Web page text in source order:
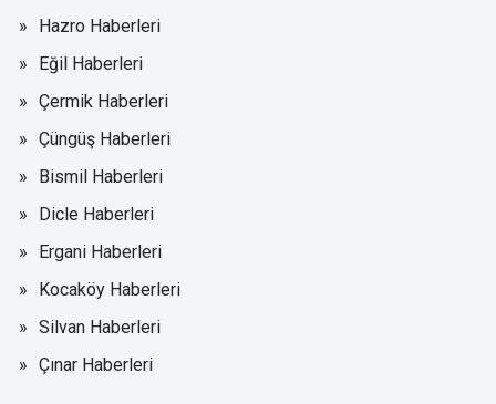
Hazro Haberleri
Eğil Haberleri
Çermik Haberleri
Çüngüş Haberleri
Bismil Haberleri
Dicle Haberleri
Ergani Haberleri
Kocaköy Haberleri
Silvan Haberleri
Çınar Haberleri